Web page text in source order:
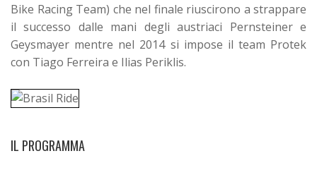
Bike Racing Team) che nel finale riuscirono a strappare
il successo dalle mani degli austriaci Pernsteiner e
Geysmayer mentre nel 2014 si impose il team Protek
con Tiago Ferreira e Ilias Periklis.
IL PROGRAMMA